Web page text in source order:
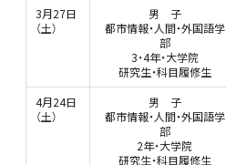
3月27日
（土）
男 子
都市情報・人間・外国語学
部
3・4年・大学院
研究生・科目履修生
4月24日
（土）
男 子
都市情報・人間・外国語学
部
2年・大学院
研究生・科目履修生